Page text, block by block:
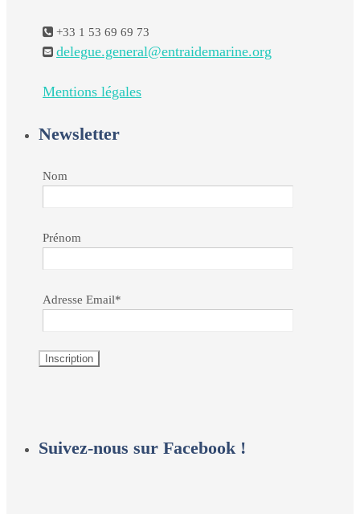
+33 1 53 69 69 73
delegue.general@entraidemarine.org
Mentions légales
Newsletter
Nom
Prénom
Adresse Email*
Suivez-nous sur Facebook !